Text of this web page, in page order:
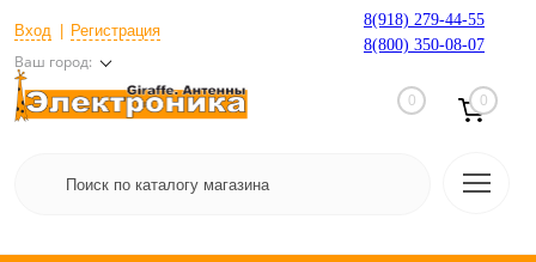
Вход Регистрация
Ваш город:
8(918) 279-44-55
8(800) 350-08-07
0 0